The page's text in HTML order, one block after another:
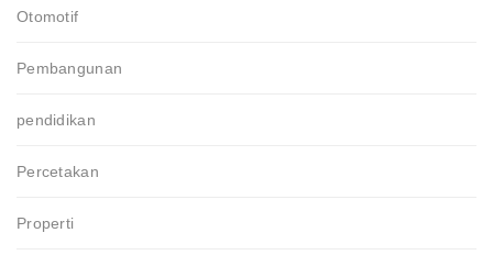
Otomotif
Pembangunan
pendidikan
Percetakan
Properti